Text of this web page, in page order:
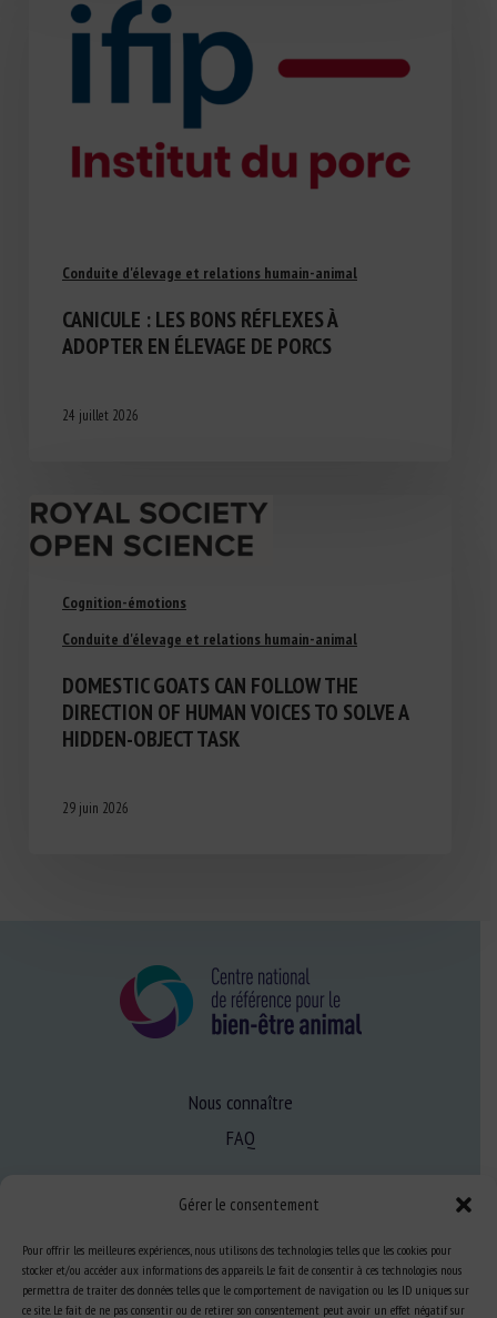
Gérer le consentement
Pour offrir les meilleures expériences, nous utilisons des technologies telles que les cookies pour
stocker et/ou accéder aux informations des appareils. Le fait de consentir à ces technologies nous
permettra de traiter des données telles que le comportement de navigation ou les ID uniques sur
ce site. Le fait de ne pas consentir ou de retirer son consentement peut avoir un effet négatif sur
Conduite d'élevage et relations humain-animal
CANICULE : LES BONS RÉFLEXES À
ADOPTER EN ÉLEVAGE DE PORCS
24 juillet 2026
Cognition-émotions
Conduite d'élevage et relations humain-animal
DOMESTIC GOATS CAN FOLLOW THE
DIRECTION OF HUMAN VOICES TO SOLVE A
HIDDEN-OBJECT TASK
29 juin 2026
Nous connaître
FAQ
Expertise
S’informer sur le BEA
Se former au BEA